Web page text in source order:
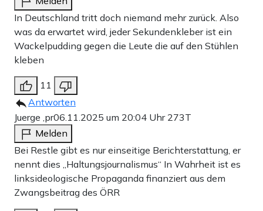
In Deutschland tritt doch niemand mehr zurück. Also
was da erwartet wird, jeder Sekundenkleber ist ein
Wackelpudding gegen die Leute die auf den Stühlen
kleben
11
Antworten
Juerge ,pr06.11.2025 um 20:04 Uhr 273T
Melden
Bei Restle gibt es nur einseitige Berichterstattung, er
nennt dies „Haltungsjournalismus“ In Wahrheit ist es
linksideologische Propaganda finanziert aus dem
Zwangsbeitrag des ÖRR